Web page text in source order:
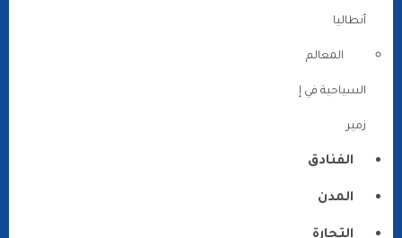
أنطاليا
المعالم
السياحية في إ
زمير
الفنادق
المدن